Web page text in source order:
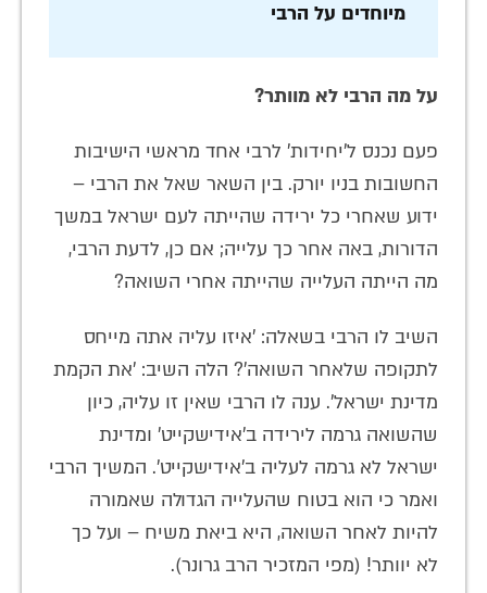
מיוחדים על הרבי
על מה הרבי לא מוותר?
פעם נכנס ל'יחידות' לרבי אחד מראשי הישיבות
החשובות בניו יורק. בין השאר שאל את הרבי –
ידוע שאחרי כל ירידה שהייתה לעם ישראל במשך
הדורות, באה אחר כך עלייה; אם כן, לדעת הרבי,
מה הייתה העלייה שהייתה אחרי השואה?
השיב לו הרבי בשאלה: 'איזו עליה אתה מייחס
לתקופה שלאחר השואה'? הלה השיב: 'את הקמת
מדינת ישראל'. ענה לו הרבי שאין זו עליה, כיון
שהשואה גרמה לירידה ב'אידישקייט' ומדינת
ישראל לא גרמה לעליה ב'אידישקייט'. המשיך הרבי
ואמר כי הוא בטוח שהעלייה הגדולה שאמורה
להיות לאחר השואה, היא ביאת משיח – ועל כך
לא יוותר! (מפי המזכיר הרב גרונר).